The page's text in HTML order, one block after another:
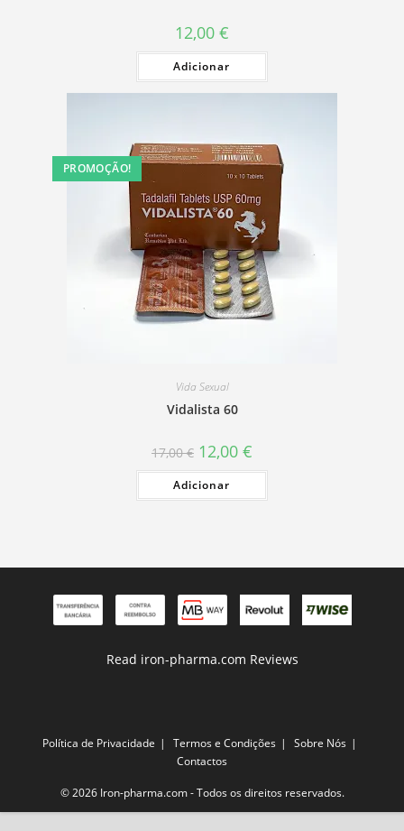
12,00 €
Adicionar
PROMOÇÃO!
Vida Sexual
Vidalista 60
17,00€ O
preço
original
era:
17,00 €.
12,00 €
atual
12,00 €.
Adicionar
Read iron-pharma.com Reviews
Política de Privacidade Termos e Condições
Sobre Nós
Contactos
© 2026 Iron-pharma.com - Todos os direitos reservados.